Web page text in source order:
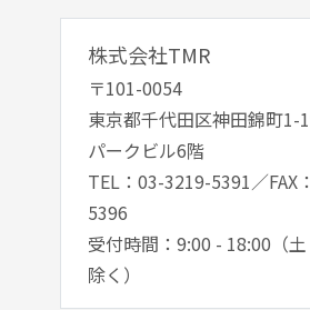
株式会社TMR
〒101-0054
東京都千代田区神田錦町
パークビル6階
TEL：03-3219-5391／FAX
5396
受付時間：9:00 - 18:00（
除く）